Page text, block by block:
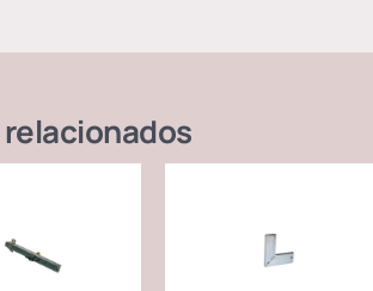
relacionados